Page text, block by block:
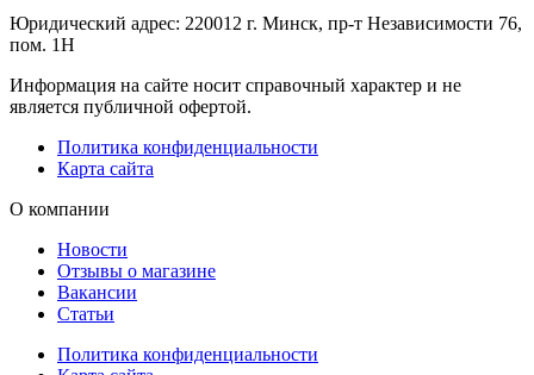
Юридический адрес: 220012 г. Минск, пр-т Независимости 76,
пом. 1Н
Информация на сайте носит справочный характер и не
является публичной офертой.
Политика конфиденциальности
Карта сайта
О компании
Новости
Отзывы о магазине
Вакансии
Статьи
Политика конфиденциальности